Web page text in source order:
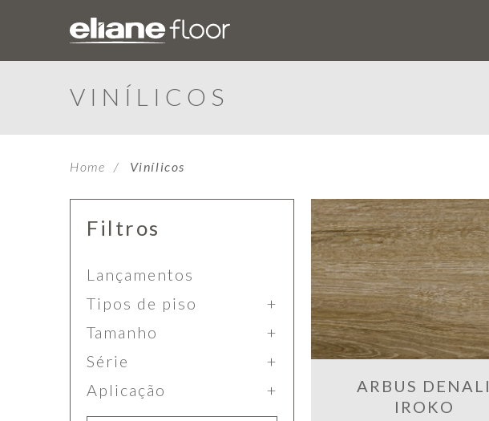
VINÍLICOS
Home Vinílicos
Filtros
Lançamentos
Tipos de piso
Tamanho
Série
Aplicação
ARBUS DENALI
IROKO